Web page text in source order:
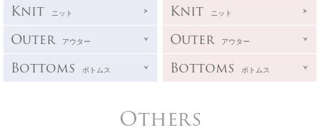
Knit ニット
Outer アウター
Bottoms ボトムス
Knit ニット
Outer アウター
Bottoms ボトムス
Others